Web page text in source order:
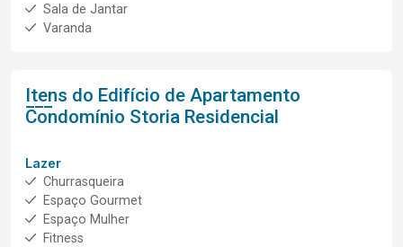
Sala de Jantar
Varanda
Itens do Edifício de Apartamento
Condomínio Storia Residencial
Lazer
Churrasqueira
Espaço Gourmet
Espaço Mulher
Fitness